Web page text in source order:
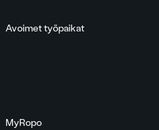
Avoimet työpaikat
MyRopo